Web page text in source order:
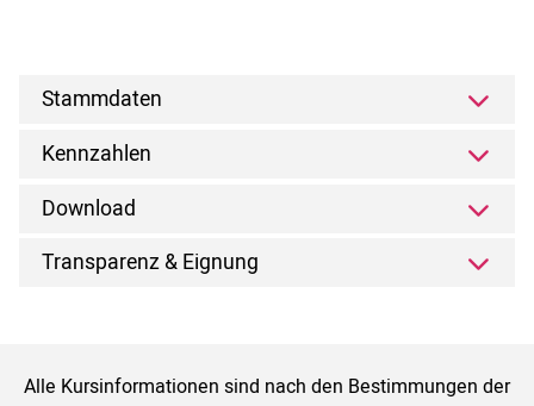
Stammdaten
Kennzahlen
Download
Transparenz & Eignung
Alle Kursinformationen sind nach den Bestimmungen der